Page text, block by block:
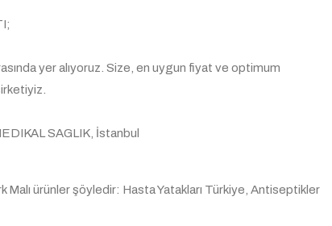
yer alıyoruz. Size, en uygun fiyat ve optimum
SAGLIK, İstanbul
Malı ürünler şöyledir: Hasta Yatakları Türkiye, Antiseptikler